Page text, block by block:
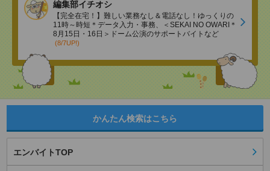
編集部イチオシ
【完全在宅！】難しい業務なし＆電話なし！ゆっくりの
11時～時短＊データ入力・事務、＜SEKAI NO OWARI＊
8月15日・16日＞ドーム公演のサポートバイトなど
(8/7UP!)
かんたん検索はこちら
エンバイトTOP